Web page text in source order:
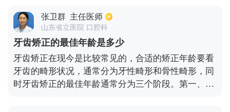
严重，甚至已经出现了病变的话，是会严重危害到健
康的，最好是及时的在医生的指导下做阴道镜宫腔活
检来确诊病情，并根据实际的病情适当的使用一些药
物。
张卫群 主任医师
山东省立医院 口腔科
牙齿矫正的最佳年龄是多少
牙齿矫正在现今是比较常见的，合适的矫正年龄要看
牙齿的畸形状况，通常分为牙性畸形和骨性畸形，同
时牙齿矫正的最佳年龄通常分为三个阶段。第一、乳
大概在3-6岁左右，以防之后牙齿畸形加重；第二、